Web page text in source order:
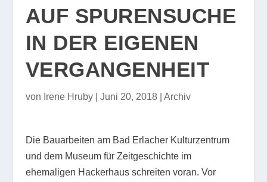
AUF SPURENSUCHE
IN DER EIGENEN
VERGANGENHEIT
von Irene Hruby| Juni 20, 2018| Archiv
Die Bauarbeiten am Bad Erlacher Kulturzentrum
und dem Museum für Zeitgeschichte im
ehemaligen Hackerhaus schreiten voran. Vor